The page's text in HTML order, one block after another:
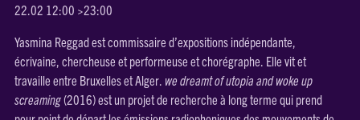
22.02 12:00 >23:00
Yasmina Reggad est commissaire d’expositions indépendante,
écrivaine, chercheuse et performeuse et chorégraphe. Elle vit et
travaille entre Bruxelles et Alger. we dreamt of utopia and woke up
screaming(2016) est un projet de recherche à long terme qui prend